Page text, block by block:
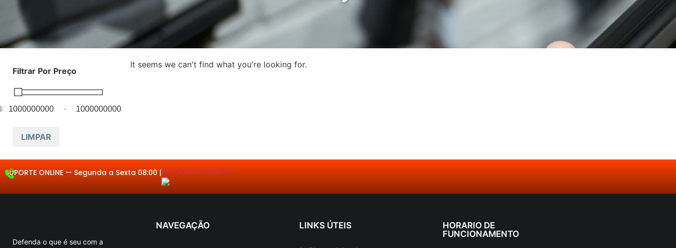
Filtrar Por Preço
Minimum Price
-Maximum Price
LIMPAR
It seems we can't find what you're looking for.
SUPORTE ONLINE — Segunda a S|Entre em contacto.
Defenda o que é seu com a
NAVEGAÇÃO LINKS ÚTEIS
HORARIO DE
FUNCIONAMENTO